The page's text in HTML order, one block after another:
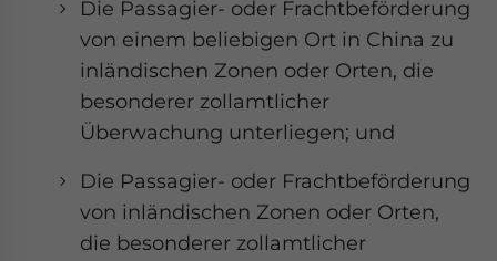
Die Passagier- oder Frachtbeförderung
von einem beliebigen Ort in China zu
inländischen Zonen oder Orten, die
besonderer zollamtlicher
Überwachung unterliegen; und
Die Passagier- oder Frachtbeförderung
von inländischen Zonen oder Orten,
die besonderer zollamtlicher